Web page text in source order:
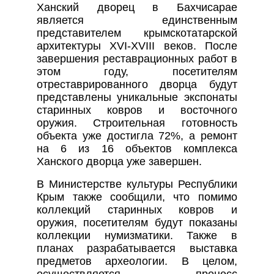
Ханский дворец в Бахчисарае
является единственным
представителем крымскотатарской
архитектуры XVI-XVIII веков. После
завершения реставрационных работ в
этом году, посетителям
отреставрированного дворца будут
представлены уникальные экспонаты
старинных ковров и восточного
оружия. Строительная готовность
объекта уже достигла 72%, а ремонт
на 6 из 16 объектов комплекса
Ханского дворца уже завершен.
В Министерстве культуры Республики
Крым также сообщили, что помимо
коллекций старинных ковров и
оружия, посетителям будут показаны
коллекции нумизматики. Также в
планах разрабатывается выставка
предметов археологии. В целом,